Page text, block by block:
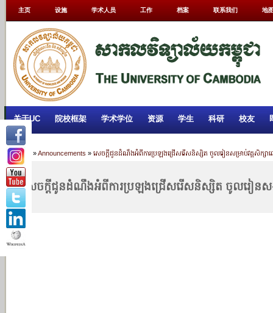
主页 设施 学术人员 工作 档案 联系我们 地
关于UC 院校框架 学术学位 资源 学生 科研 校友
Home »Announcements » សេចក្តីជូនដំណឹងអំពីការប្រឡងជ្រើសរើសនិស្សិត ចូលរៀនសម្រាប់វគ្គសិក្ស
សេចក្តីជូនដំណឹងអំពីការប្រឡងជ្រើសរើសនិស្សិត ចូលរៀន